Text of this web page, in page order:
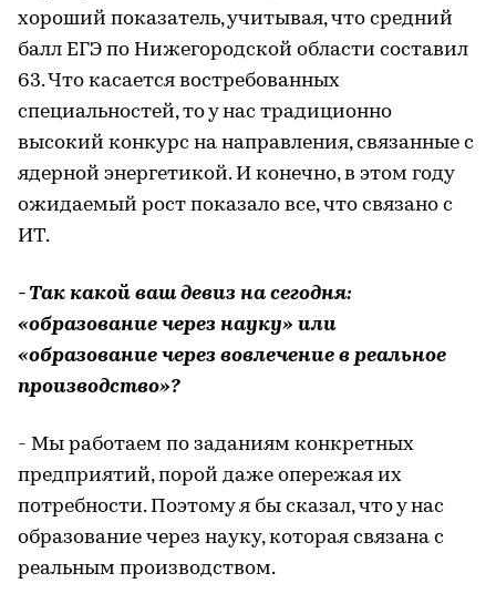
хороший показатель, учитывая, что средний
балл ЕГЭ по Нижегородской области составил
63. Что касается востребованных
специальностей, то у нас традиционно
высокий конкурс на направления, связанные с
ядерной энергетикой. И конечно, в этом году
ожидаемый рост показало все, что связано с
ИТ.
- Так какой ваш девиз на сегодня:
«образование через науку» или
«образование через вовлечение в реальное
производство»?
- Мы работаем по заданиям конкретных
предприятий, порой даже опережая их
потребности. Поэтому я бы сказал, что у нас
образование через науку, которая связана с
реальным производством.